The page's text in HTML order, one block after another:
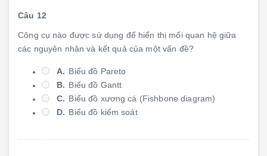
Câu 12
Công cụ nào được sử dụng để hiển thị mối quan hệ giữa
các nguyên nhân và kết quả của một vấn đề?
A. Biểu đồ Pareto
B. Biểu đồ Gantt
C. Biểu đồ xương cá (Fishbone diagram)
D. Biểu đồ kiểm soát